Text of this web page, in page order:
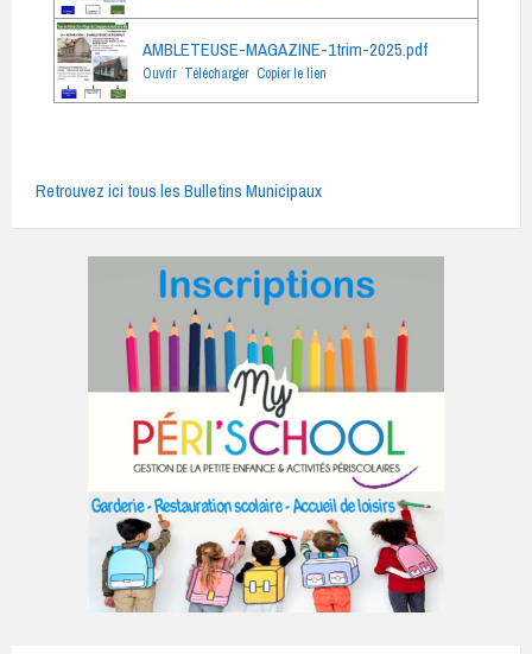
AMBLETEUSE-MAGAZINE-1trim-2025.pdf
Ouvrir Télécharger Copier le lien
Retrouvez ici tous les Bulletins Municipaux